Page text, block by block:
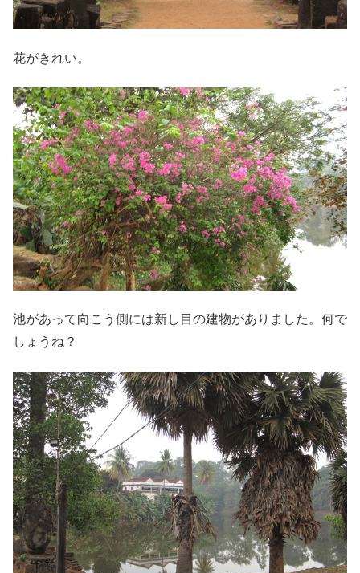
花がきれい。
池があって向こう側には新し目の建物がありました。何で
しょうね？